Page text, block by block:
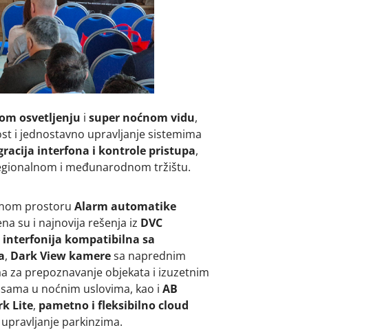
osvetljenju i super noćnom vidu,
i jednostavno upravljanje sistemima
interfona i kontrole pristupa,
i međunarodnom tržištu.
prostoru Alarm automatike
su i najnovija rešenja iz DVC
interfonija kompatibilna sa
, Dark View kameresa naprednim
za prepoznavanje objekata i izuzetnim
u noćnim uslovima, kao i AB
Lite, pametno i fleksibilno cloud
parkinzima.